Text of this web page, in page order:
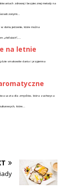
zdrowej i bezpiecznej metody na
domu jedzenie, które można
„chińskich”,...
na letnie
smakowite dania i przyjemna
uczta dla zmysłów, która zachwyca
które...